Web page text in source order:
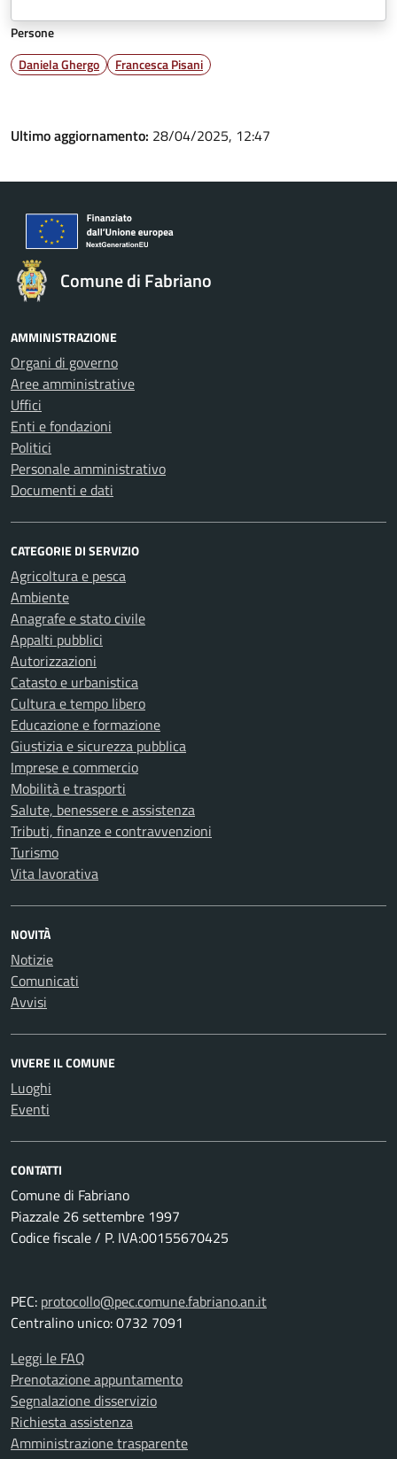
Persone
Daniela Ghergo
Francesca Pisani
Ultimo aggiornamento: 28/04/2025, 12:47
Comune di Fabriano
AMMINISTRAZIONE
Organi di governo
Aree amministrative
Uffici
Enti e fondazioni
Politici
Personale amministrativo
Documenti e dati
CATEGORIE DI SERVIZIO
Agricoltura e pesca
Ambiente
Anagrafe e stato civile
Appalti pubblici
Autorizzazioni
Catasto e urbanistica
Cultura e tempo libero
Educazione e formazione
Giustizia e sicurezza pubblica
Imprese e commercio
Mobilità e trasporti
Salute, benessere e assistenza
Tributi, finanze e contravvenzioni
Turismo
Vita lavorativa
NOVITÀ
Notizie
Comunicati
Avvisi
VIVERE IL COMUNE
Luoghi
Eventi
CONTATTI
Comune di Fabriano
Piazzale 26 settembre 1997
Codice fiscale / P. IVA:00155670425
PEC: protocollo@pec.comune.fabriano.an.it
Centralino unico: 0732 7091
Leggi le FAQ
Prenotazione appuntamento
Segnalazione disservizio
Richiesta assistenza
Amministrazione trasparente